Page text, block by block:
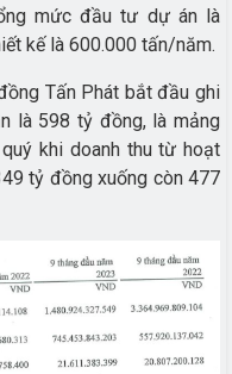
mức đầu tư dự án là
kế là 600.000 tấn/năm.
Tấn Phát bắt đầu ghi
là 598 tỷ đồng, là mảng
khi doanh thu từ hoạt
tỷ đồng xuống còn 477